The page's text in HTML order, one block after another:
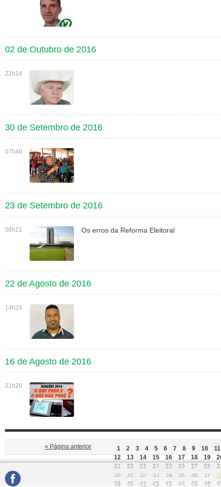
02 de Outubro de 2016
22h14
30 de Setembro de 2016
07h46
23 de Setembro de 2016
08h21 Os erros da Reforma Eleitoral
22 de Agosto de 2016
14h24
16 de Agosto de 2016
21h20
« Página anterior 1 2 3 4 5 6 7 8 9 10
11
12
13 14 15 16 17 18 19
21
22 23 24 25 26 27 28
30
31 32 33 34 35 36 37
39
40 41 42 43 44 45 46